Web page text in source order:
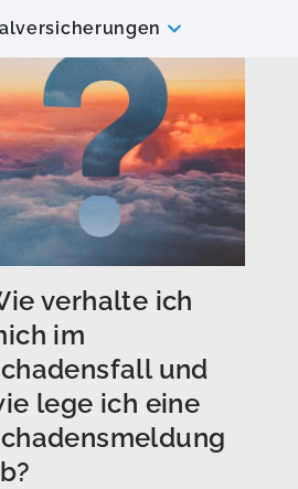
verhalte ich
im
und
lege ich eine